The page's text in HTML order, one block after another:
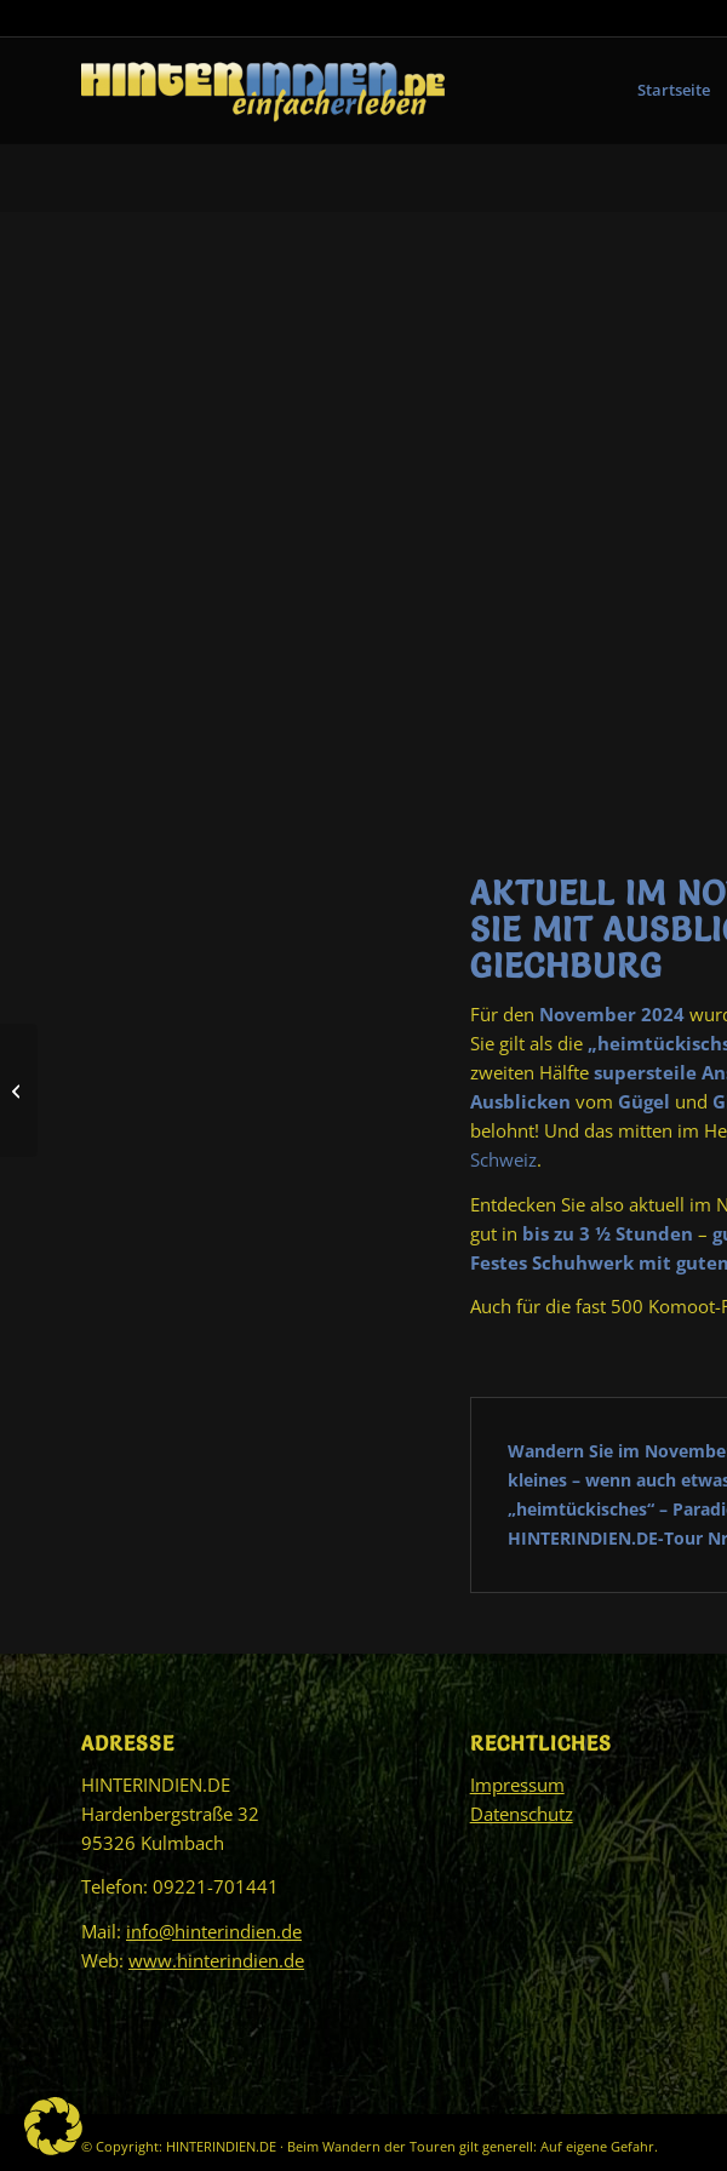
Startseite
AKTUELL IM
SIE MIT
GIECHBURG
Für den November 2024
Sie gilt als die
zweiten Hälfte supersteile
Ausblicken vom Gügel und
belohnt! Und das mitten im
Schweiz.
Entdecken Sie also aktuell im
gut in bis zu 3 ½ Stunden –
Festes Schuhwerk mit
Auch für die fast 500 Komoot-
Wandern Sie im
kleines – wenn auch
„heimtückisches“ –
HINTERINDIEN.DE-Tour
ADRESSE
HINTERINDIEN.DE
Hardenbergstraße 32
95326 Kulmbach
Telefon: 09221-701441
Mail: info@hinterindien.de
Web: www.hinterindien.de
RECHTLICHES
Impressum
Datenschutz
© Copyright: HINTERINDIEN.DE · Beim Wandern der Touren gilt generell: Auf eigene Gefahr.